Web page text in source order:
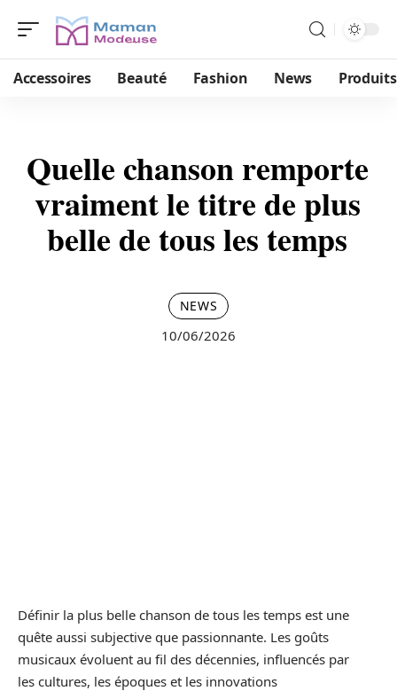
Accessoires Beauté Fashion News Produits
Quelle chanson remporte
vraiment le titre de plus
belle de tous les temps
NEWS
10/06/2026
Définir la plus belle chanson de tous les temps est une
quête aussi subjective que passionnante. Les goûts
musicaux évoluent au fil des décennies, influencés par
les cultures, les époques et les innovations